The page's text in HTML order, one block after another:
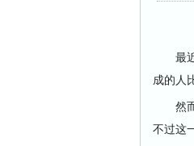
最近
成的人
然而
不过这